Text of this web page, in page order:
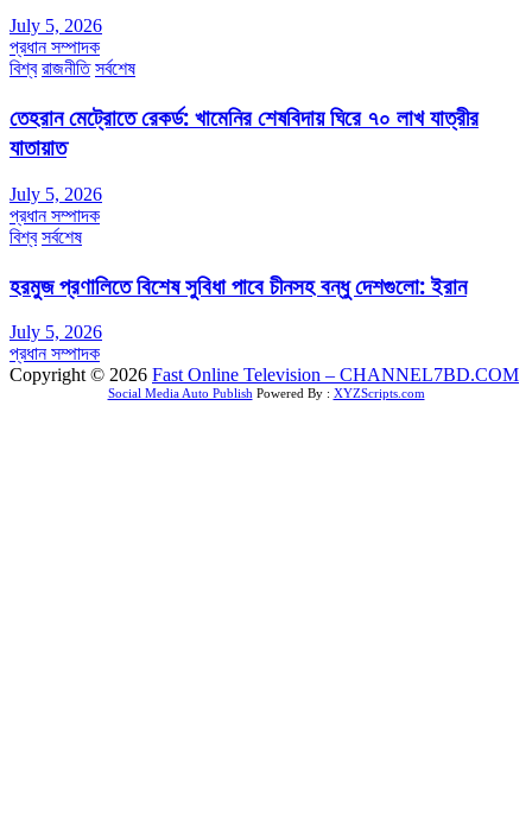
July 5, 2026
প্রধান সম্পাদক
বিশ্ব রাজনীতি সর্বশেষ
তেহরান মেট্রোতে রেকর্ড: খামেনির শেষবিদায় ঘিরে ৭০ লাখ যাত্রীর
যাতায়াত
July 5, 2026
প্রধান সম্পাদক
বিশ্ব সর্বশেষ
হরমুজ প্রণালিতে বিশেষ সুবিধা পাবে চীনসহ বন্ধু দেশগুলো: ইরান
July 5, 2026
প্রধান সম্পাদক
Copyright © 2026 Fast Online Television – CHANNEL7BD.COM
Social Media Auto Publish Powered By : XYZScripts.com